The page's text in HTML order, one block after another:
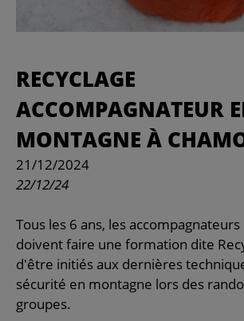
RECYCLAGE
ACCOMPAGNATEUR
MONTAGNE À
21/12/2024
22/12/24
Tous les 6 ans, les
doivent faire une formation dite
d'être initiés aux dernières
sécurité en montagne lors des
groupes.